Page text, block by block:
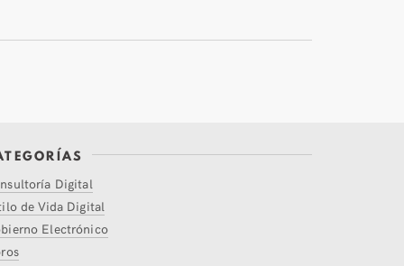
Digital
de Vida Digital
Electrónico